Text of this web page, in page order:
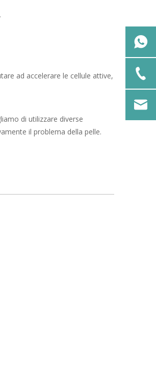
ad accelerare le cellule attive,
di utilizzare diverse
il problema della pelle.